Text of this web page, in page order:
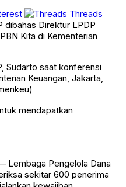
Threads
Sudarto saat konferensi
Keuangan, Jakarta,
mendapatkan
Lembaga Pengelola Dana
sekitar 600 penerima